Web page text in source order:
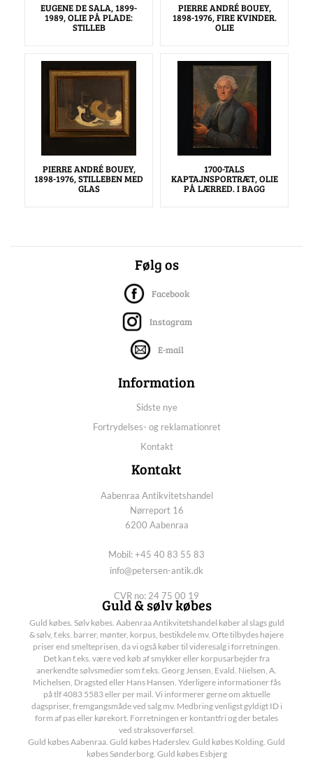
EUGENE DE SALA, 1899-
1989, OLIE PÅ PLADE:
STILLEB
PIERRE ANDRÉ BOUEY,
1898-1976, FIRE KVINDER.
OLIE
PIERRE ANDRÉ BOUEY,
1898-1976, STILLEBEN MED
GLAS
1700-TALS
KAPTAJNSPORTRÆT, OLIE
PÅ LÆRRED. I BAGG
Følg os
Facebook
Instagram
E-mail
Information
Sidste nye
Fortrydelses- og reklamationret
Kontakt
Kontakt
Aabenraa Antikvitetshandel
Nørreport 16
6200 Aabenraa
Mobil: +45 40 83 55 83
info@petersen-antik.dk
CVR no: 24 75 00 19
Guld & sølv købes
Guld købes. Sølv købes. Aabenraa Antikvitetshandel køber al slags guld
& sølv, f.eks. barrer, mønter, korpus, bestikdele mv. Ofte tilbydes højere
priser end smelteprisen, da vi også køber til videresalg i forretningen.
Det kan f.eks. være ved køb af smykker eller korpusarbejder fra
anerkendte sølvsmedier som f.eks. Georg Jensen, Evald. Nielsen, A.
Michelsen, Dragsted eller Hans Hansen. Yderligere informationer fås
på tlf 4083 5583 eller per mail. Vi informerer gerne om aktuelle
dagspriser, fremgangsmåde ved salg mv. Medbring venligst gyldigt ID i
form af pas eller kørekort. Forretningen er kontantfri og der betales
ved straksoverførsel.
Guld købes Aabenraa. Guld købes Haderslev. Guld købes Kolding. Guld
købes Sønderborg. Guld købes Esbjerg